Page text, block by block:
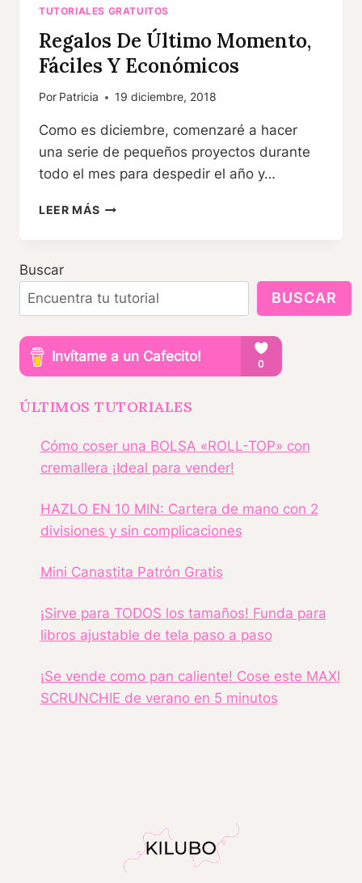
TUTORIALES GRATUITOS
Regalos De Último Momento,
Fáciles Y Económicos
Por Patricia 19 diciembre, 2018
Como es diciembre, comenzaré a hacer
una serie de pequeños proyectos durante
todo el mes para despedir el año y…
LEER MÁSREGALOS
ÚLTIMO
Y
ECONÓMICOS
Buscar
BUSCAR
ÚLTIMOS TUTORIALES
Cómo coser una BOLSA «ROLL-TOP» con
cremallera ¡Ideal para vender!
HAZLO EN 10 MIN: Cartera de mano con 2
divisiones y sin complicaciones
Mini Canastita Patrón Gratis
¡Sirve para TODOS los tamaños! Funda para
libros ajustable de tela paso a paso
¡Se vende como pan caliente! Cose este MAXI
SCRUNCHIE de verano en 5 minutos